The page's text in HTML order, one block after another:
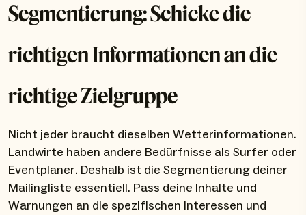
Segmentierung: Schicke die
richtigen Informationen an die
richtige Zielgruppe
Nicht jeder braucht dieselben Wetterinformationen.
Landwirte haben andere Bedürfnisse als Surfer oder
Eventplaner. Deshalb ist die Segmentierung deiner
Mailingliste essentiell. Pass deine Inhalte und
Warnungen an die spezifischen Interessen und